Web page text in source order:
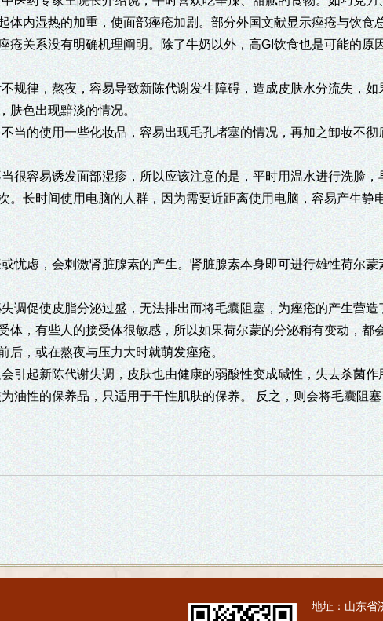
体内湿热的加重，使面部痤疮加剧。部分外国文献显示痤疮与饮食
疮关系没有明确机理阐明。除了牛奶以外，高GI饮食也是可能的原
规律，熬夜，容易导致新陈代谢发生障碍，造成皮肤水分流失，
肤色出现黯淡的情况。
当的使用一些化妆品，容易出现毛孔堵塞的情况，再加之卸妆不彻
很容易诱发面部湿疹，所以应该注意的是，平时用温水进行洗脸
。长时间使用电脑的人群，因为需要近距离使用电脑，容易产生静
忧虑，会刺激肾脏腺素的产生。肾脏腺素本身即可进行雄性荷尔蒙
调促使皮脂分泌过盛，无法排出而将毛囊阻塞，为痤疮的产生营造
体，有些人的接受体很敏感，所以如果荷尔蒙的分泌稍有变动，都
后，或在熬夜与压力大时就萌发痤疮。
引起新陈代谢失调，皮肤也由健康的弱酸性变成碱性，失去杀菌作
油性的保养品，只适用于干性肌肤的保养。 反之，则会将毛囊阻
地址：山东